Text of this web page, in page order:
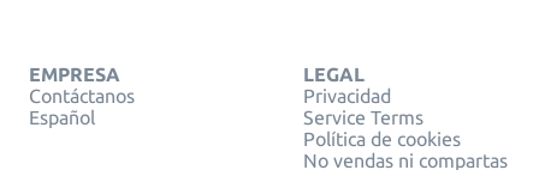
EMPRESA
Contáctanos
Español
LEGAL
Privacidad
Service Terms
Política de cookies
No vendas ni compartas